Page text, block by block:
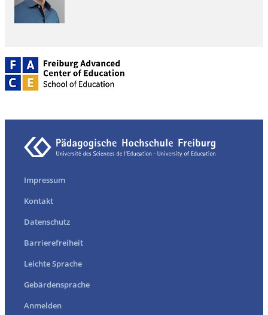
Impressum
Kontakt
Datenschutz
Barrierefreiheit
Leichte Sprache
Gebärdensprache
Anmelden